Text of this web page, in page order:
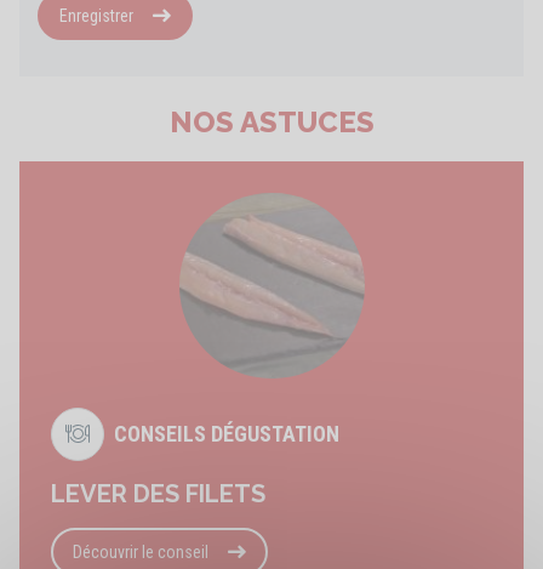
Enregistrer
NOS ASTUCES
CONSEILS DÉGUSTATION
LEVER DES FILETS
Découvrir le conseil